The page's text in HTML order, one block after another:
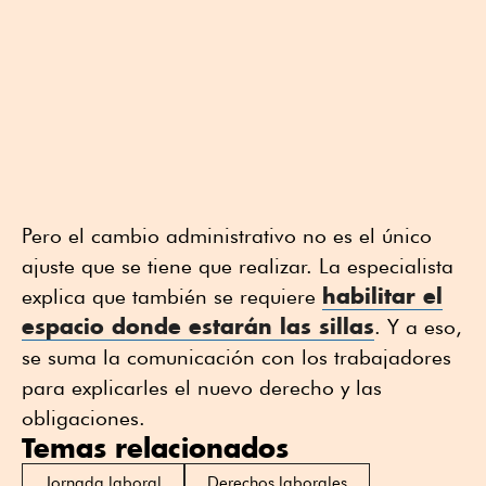
Pero el cambio administrativo no es el único
ajuste que se tiene que realizar. La especialista
explica que también se requiere habilitar el
espacio donde estarán las sillas. Y a eso,
se suma la comunicación con los trabajadores
para explicarles el nuevo derecho y las
obligaciones.
Temas relacionados